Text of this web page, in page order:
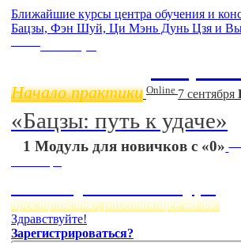
Ближайшие курсы центра обучения и
Бацзы, Фэн Шуй, Ци Мэнь Дунь Цзя и
Начало практики Online 7 сентября
«Бацзы: путь к удаче»
1 Модуль для новичков с «0»
пространство, работающее на вас
Здравствуйте!
Зарегистрироваться?